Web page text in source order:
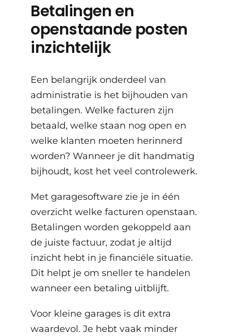
Betalingen en
openstaande posten
inzichtelijk
Een belangrijk onderdeel van
administratie is het bijhouden van
betalingen. Welke facturen zijn
betaald, welke staan nog open en
welke klanten moeten herinnerd
worden? Wanneer je dit handmatig
bijhoudt, kost het veel controlewerk.
Met garagesoftware zie je in één
overzicht welke facturen openstaan.
Betalingen worden gekoppeld aan
de juiste factuur, zodat je altijd
inzicht hebt in je financiële situatie.
Dit helpt je om sneller te handelen
wanneer een betaling uitblijft.
Voor kleine garages is dit extra
waardevol. Je hebt vaak minder